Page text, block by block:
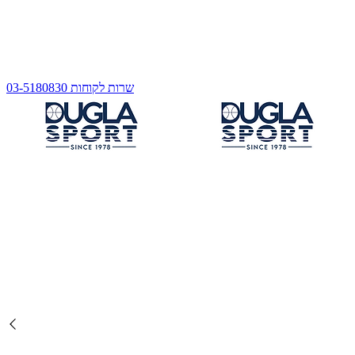
שרות לקוחות 03-5180830